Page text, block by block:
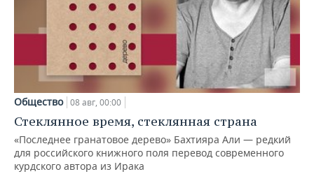
Общество 08 авг, 00:00
Стеклянное время, стеклянная страна
«Последнее гранатовое дерево» Бахтияра Али — редкий
для российского книжного поля перевод современного
курдского автора из Ирака